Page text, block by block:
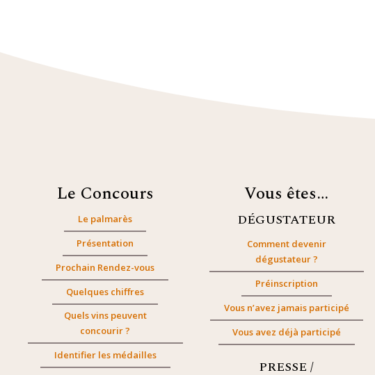
Le Concours
Le palmarès
Présentation
Prochain Rendez-vous
Quelques chiffres
Quels vins peuvent
concourir ?
Identifier les médailles
Vous êtes…
DÉGUSTATEUR
Comment devenir
dégustateur ?
Préinscription
Vous n’avez jamais participé
Vous avez déjà participé
PRESSE /